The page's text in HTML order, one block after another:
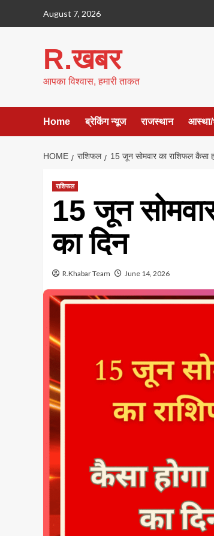
August 7, 2026
R.खबर
आपका विश्वास, हमारी ताकत
Home ब्रेकिंग न्यूज राजस्थान आस्था/
HOME राशिफल 15 जून सोमवार का राशिफल कैसा
राशिफल
15 जून
का दिन
R.Khabar Team June 14, 2026